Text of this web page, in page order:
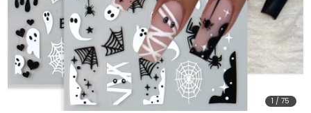
1 /75